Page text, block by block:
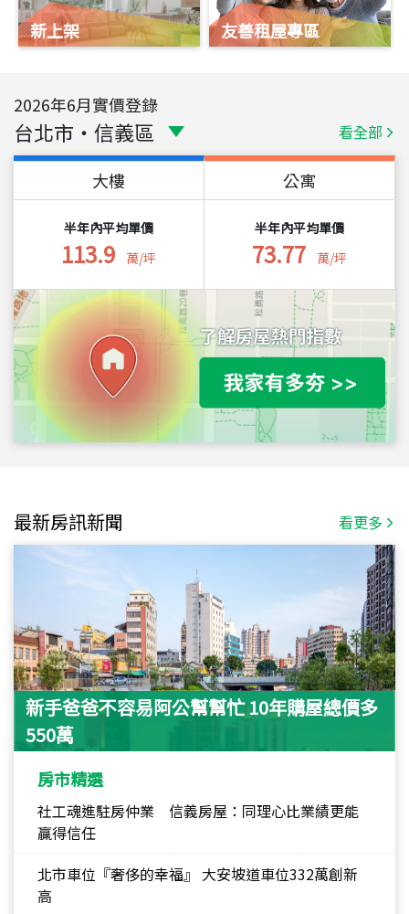
新上架 友善租屋專區
2026年6月實價登錄
台北市 ・ 信義區 看全部
大樓
半年內平均單價
113.9 萬/坪
公寓
半年內平均單價
73.77 萬/坪
最新房訊新聞 看更多
新手爸爸不容易阿公幫幫忙 10年購屋總價多
550萬
房市精選
社工魂進駐房仲業 信義房屋：同理心比業績更能
贏得信任
北市車位『奢侈的幸福』 大安坡道車位332萬創新
高